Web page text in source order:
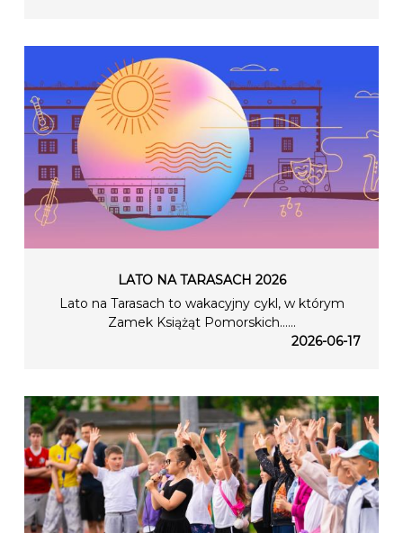
LATO NA TARASACH 2026
Lato na Tarasach to wakacyjny cykl, w którym
Zamek Książąt Pomorskich…...
2026-06-17